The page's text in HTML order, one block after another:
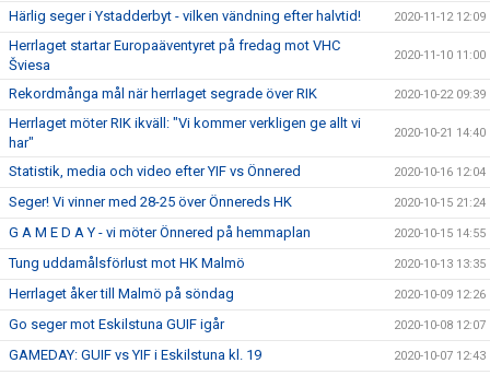
Härlig seger i Ystadderbyt - vilken vändning efter halvtid! 2020-11-12 12:09
Herrlaget startar Europaäventyret på fredag mot VHC
Šviesa
2020-11-10 11:00
Rekordmånga mål när herrlaget segrade över RIK 2020-10-22 09:39
Herrlaget möter RIK ikväll: "Vi kommer verkligen ge allt vi
har"
2020-10-21 14:40
Statistik, media och video efter YIF vs Önnered 2020-10-16 12:04
Seger! Vi vinner med 28-25 över Önnereds HK 2020-10-15 21:24
G A M E D A Y - vi möter Önnered på hemmaplan 2020-10-15 14:55
Tung uddamålsförlust mot HK Malmö 2020-10-13 13:35
Herrlaget åker till Malmö på söndag 2020-10-09 12:26
Go seger mot Eskilstuna GUIF igår 2020-10-08 12:07
GAMEDAY: GUIF vs YIF i Eskilstuna kl. 19 2020-10-07 12:43